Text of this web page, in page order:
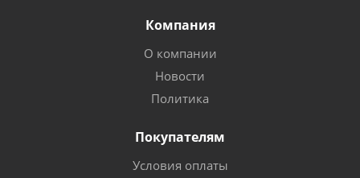
Компания
О компании
Новости
Политика
Покупателям
Условия оплаты